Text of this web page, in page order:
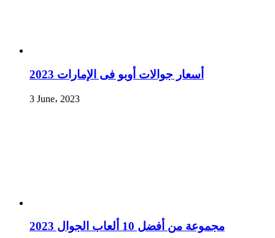
أسعار جوالات أوبو فى الإمارات 2023
3 June، 2023
مجموعة من أفضل 10 ألعاب الجوال 2023